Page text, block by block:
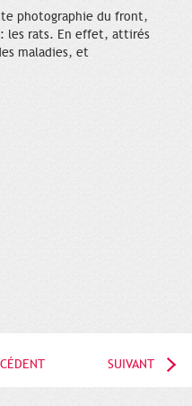
photographie du front,
les rats. En effet, attirés
maladies, et
SUIVANT